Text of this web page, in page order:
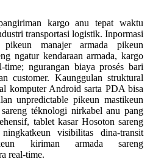
kargo anu tepat waktu
transportasi logistik. Inpormasi
pikeun manajer armada pikeun
ngatur kendaraan armada, kargo
time; ngurangan biaya prosés bari
customer. Kaunggulan struktural
komputer Android sarta PDA bisa
unpredictable pikeun mastikeun
téknologi nirkabel anu pang
tablet kasar Hosoton sareng
visibilitas dina-transit
kiriman armada sareng
real-time.